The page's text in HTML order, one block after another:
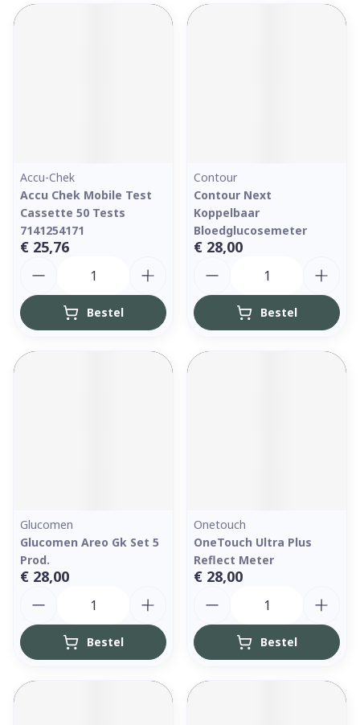
Accu-Chek
Accu Chek Mobile Test
Cassette 50 Tests
7141254171
€ 25,76
Bestel
Contour
Contour Next
Koppelbaar
Bloedglucosemeter
€ 28,00
Bestel
Glucomen
Glucomen Areo Gk Set 5
Prod.
€ 28,00
Bestel
Onetouch
OneTouch Ultra Plus
Reflect Meter
€ 28,00
Bestel